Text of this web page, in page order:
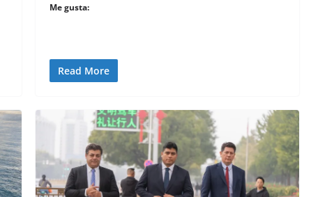
Me gusta:
Read More